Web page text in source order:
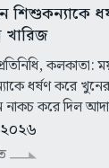
শিশুকন্যাকে
খারিজ
কলকাতা:
ধর্ষণ করে
করে দিল